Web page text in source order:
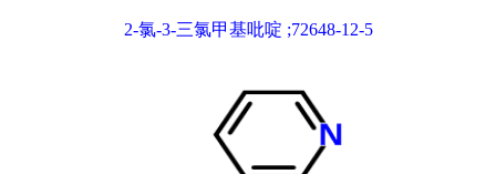
2-氯-3-三氯甲基吡啶 ;72648-12-5